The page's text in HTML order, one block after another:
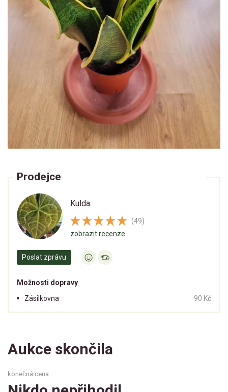
Prodejce
Kulda
(49)
zobrazit recenze
Poslat zprávu
Možnosti dopravy
Zásilkovna
90 Kč
Aukce skončila
konečná cena